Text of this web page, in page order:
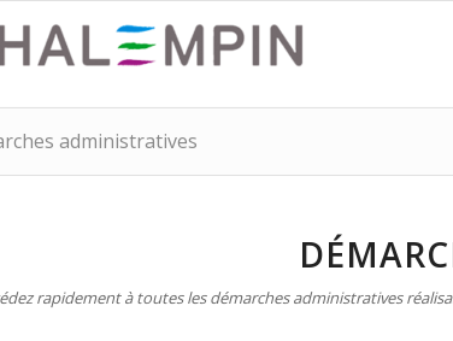
administratives
rapidement à toutes les démarches administratives